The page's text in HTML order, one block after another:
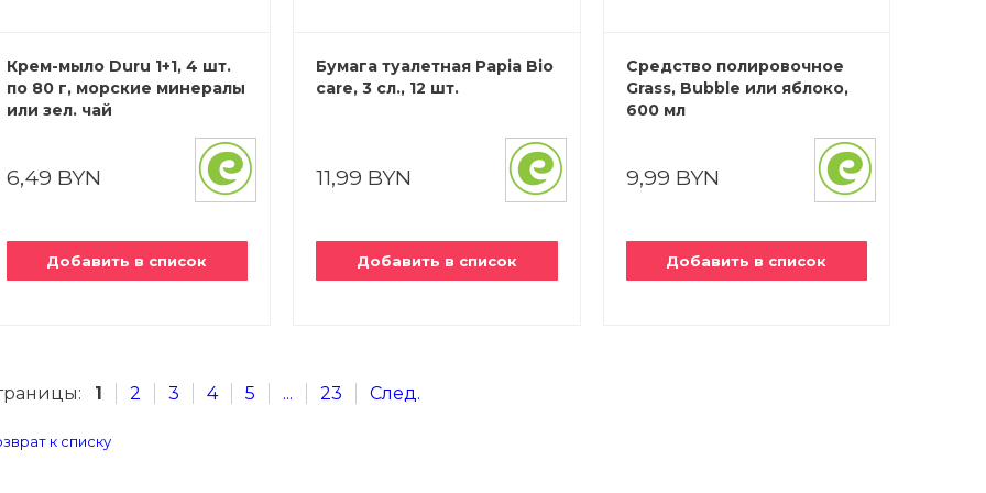
Крем-мыло Duru 1+1, 4 шт.
по 80 г, морские минералы
или зел. чай
6,49 BYN
Добавить в список
Бумага туалетная Papia Bio
care, 3 сл., 12 шт.
11,99 BYN
Добавить в список
Средство полировочное
Grass, Bubble или яблоко,
600 мл
9,99 BYN
Добавить в список
1 2 3 4 5 ... 23 След.
к списку